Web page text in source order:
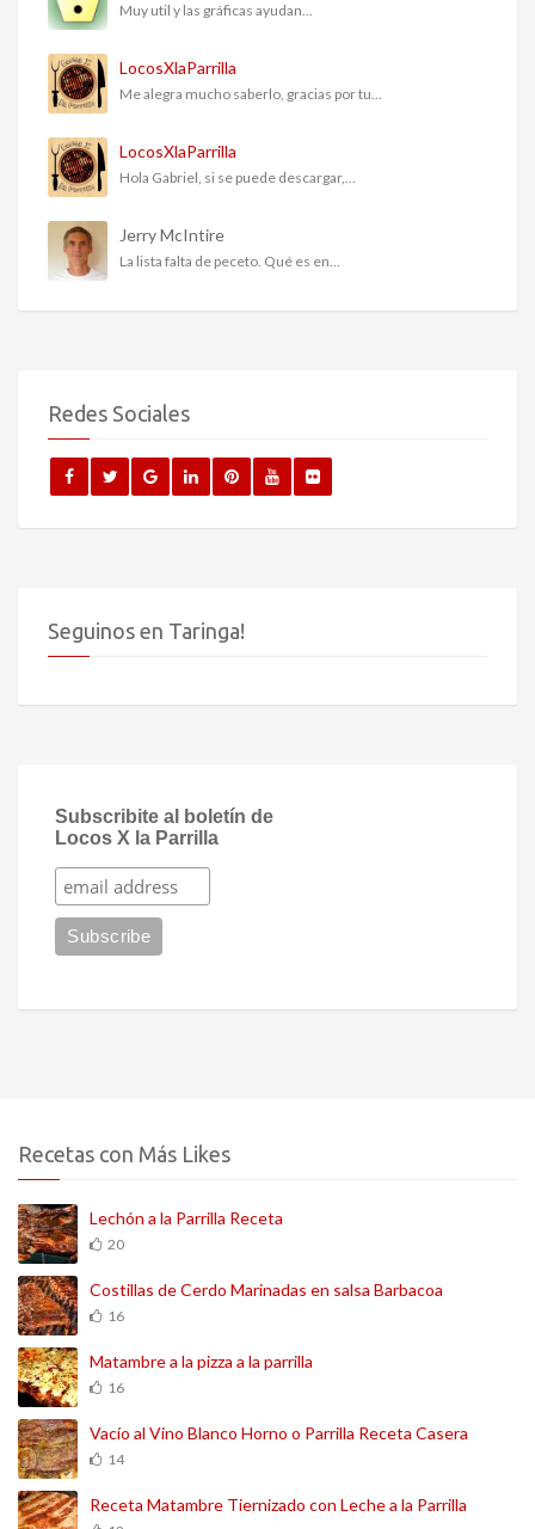
Muy util y las gráficas ayudan...
LocosXlaParrilla
Me alegra mucho saberlo, gracias por tu...
LocosXlaParrilla
Hola Gabriel, si se puede descargar,...
Jerry McIntire
La lista falta de peceto. Qué es en...
Redes Sociales
Seguinos en Taringa!
Subscribite al boletín de
Locos X la Parrilla
Recetas con Más Likes
Lechón a la Parrilla Receta
20
Costillas de Cerdo Marinadas en salsa Barbacoa
16
Matambre a la pizza a la parrilla
16
Vacío al Vino Blanco Horno o Parrilla Receta Casera
14
Receta Matambre Tiernizado con Leche a la Parrilla